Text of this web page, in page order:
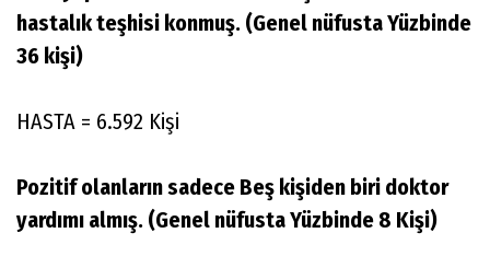
hastalık teşhisi konmuş. (Genel nüfusta Yüzbinde
36 kişi)
HASTA = 6.592 Kişi
Pozitif olanların sadece Beş kişiden biri doktor
yardımı almış. (Genel nüfusta Yüzbinde 8 Kişi)